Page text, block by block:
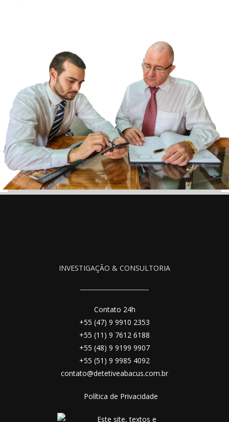
INVESTIGAÇÃO & CONSULTORIA
Contato 24h
+55 (47) 9 9910 2353
+55 (11) 9 7612 6188
+55 (48) 9 9199 9907
+55 (51) 9 9985 4092
contato@detetiveabacus.com.br
Política de Privacidade
Este site, textos e